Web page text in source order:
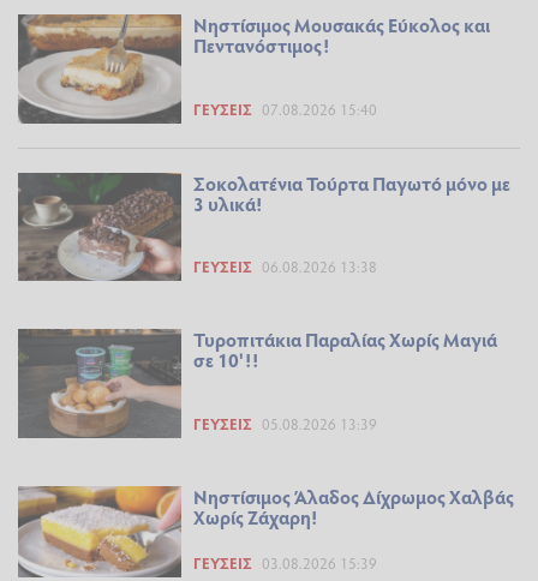
Νηστίσιμος Μουσακάς Εύκολος και
Πεντανόστιμος!
ΓΕΎΣΕΙΣ 07.08.2026 15:40
Σοκολατένια Τούρτα Παγωτό μόνο με
3 υλικά!
ΓΕΎΣΕΙΣ 06.08.2026 13:38
Τυροπιτάκια Παραλίας Χωρίς Μαγιά
σε 10'!!
ΓΕΎΣΕΙΣ 05.08.2026 13:39
Νηστίσιμος Άλαδος Δίχρωμος Χαλβάς
Χωρίς Ζάχαρη!
ΓΕΎΣΕΙΣ 03.08.2026 15:39